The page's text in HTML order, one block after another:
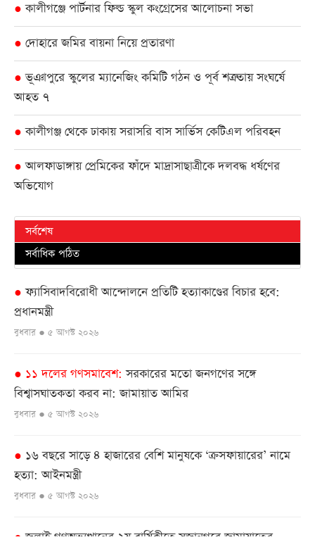
● কালীগঞ্জে পার্টনার ফিল্ড স্কুল কংগ্রেসের আলোচনা সভা
● দোহারে জমির বায়না নিয়ে প্রতারণা
● ভূঞাপুরে স্কুলের ম্যানেজিং কমিটি গঠন ও পূর্ব শত্রুতায় সংঘর্ষে
আহত ৭
● কালীগঞ্জ থেকে ঢাকায় সরাসরি বাস সার্ভিস কেটিএল পরিবহন
● আলফাডাঙ্গায় প্রেমিকের ফাঁদে মাদ্রাসাছাত্রীকে দলবদ্ধ ধর্ষণের
অভিযোগ
সর্বশেষ
সর্বাধিক পঠিত
● ফ্যাসিবাদবিরোধী আন্দোলনে প্রতিটি হত্যাকাণ্ডের বিচার হবে:
প্রধানমন্ত্রী
বুধবার ● ৫ আগস্ট ২০২৬
● ১১ দলের গণসমাবেশ সরকারের মতো জনগণের সঙ্গে
বিশ্বাসঘাতকতা করব না: জামায়াত আমির
বুধবার ● ৫ আগস্ট ২০২৬
● ১৬ বছরে সাড়ে ৪ হাজারের বেশি মানুষকে ‘ক্রসফায়ারের’ নামে
হত্যা: আইনমন্ত্রী
বুধবার ● ৫ আগস্ট ২০২৬
● জুলাই গণঅভ্যুত্থানের ২য় বার্ষিকীতে সুজানগরে জামায়াতের